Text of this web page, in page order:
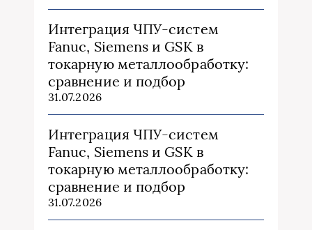
Интеграция ЧПУ-систем
Fanuc, Siemens и GSK в
токарную металлообработку:
сравнение и подбор
31.07.2026
Интеграция ЧПУ-систем
Fanuc, Siemens и GSK в
токарную металлообработку:
сравнение и подбор
31.07.2026